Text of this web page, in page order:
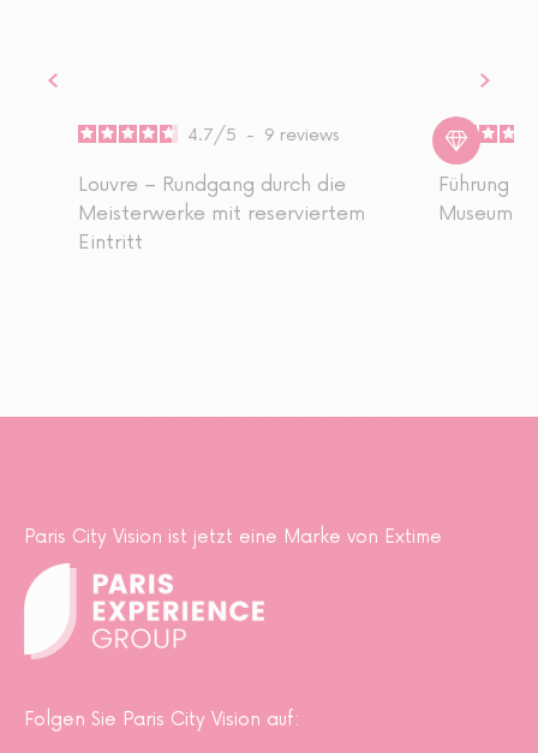
4.7/5 - 9 reviews
Louvre – Rundgang durch die
Meisterwerke mit reserviertem
Eintritt
Führung
Museum
Paris City Vision ist jetzt eine Marke von Extime
Folgen Sie Paris City Vision auf: